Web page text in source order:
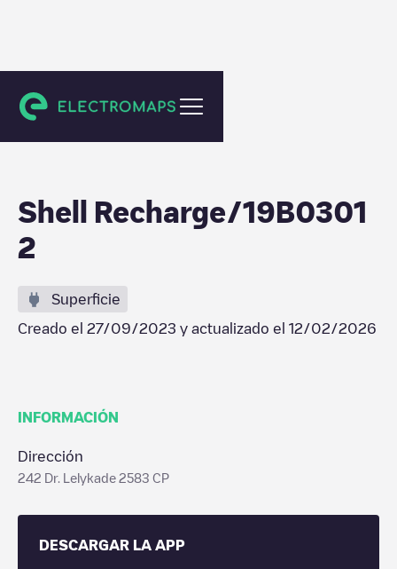
Den Haag
Shell Recharge/19B0301
2
Superficie
Creado el 27/09/2023 y actualizado el 12/02/2026
INFORMACIÓN
Dirección
242 Dr. Lelykade 2583 CP
DESCARGAR LA APP